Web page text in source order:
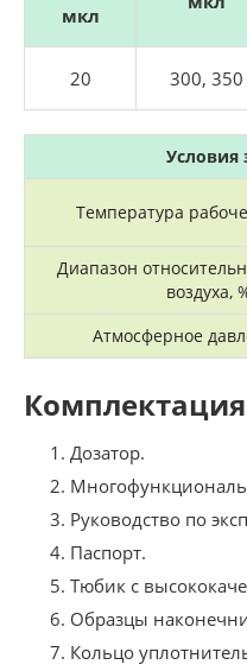
мкл
20 300, 350
Условия
Температура
Диапазон
воздуха,
Атмосферное
Дозатор.
Руководство по
Паспорт.
Тюбик с
Образцы
Кольцо